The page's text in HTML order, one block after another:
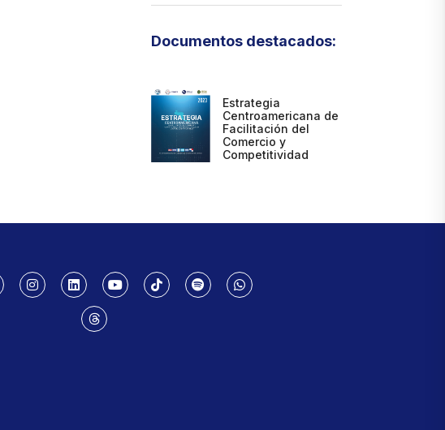
Documentos destacados:
Estrategia
Centroamericana de
Facilitación del
Comercio y
Competitividad